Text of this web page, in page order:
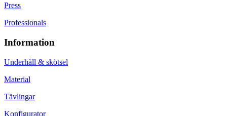
Press
Professionals
Information
Underhåll & skötsel
Material
Tävlingar
Konfigurator